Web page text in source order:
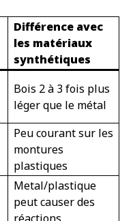
Différence avec
les matériaux
synthétiques
Bois 2 à 3 fois plus
léger que le métal
Peu courant sur les
montures
plastiques
Metal/plastique
peut causer des
réactions